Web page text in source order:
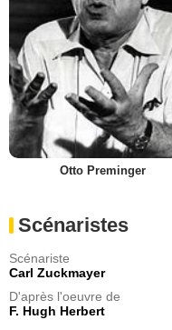
Otto Preminger
Scénaristes
Scénariste
Carl Zuckmayer
D'après l'oeuvre de
F. Hugh Herbert